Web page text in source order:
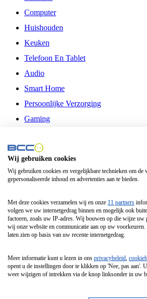
Computer
Huishouden
Keuken
Telefoon En Tablet
Audio
Smart Home
Persoonlijke Verzorging
Gaming
Philips
Schermgrootte 24 Inch
Schermgrootte 85 Inch
Schermgrootte 98 Inch
Tcl
Hd Led Tv
Wij gebruiken cookies
Wij gebruiken cookies en vergelijkbare technieken om de
gepersonaliseerde inhoud en advertenties aan te bieden.
Met deze cookies verzamelen wij en onze 11 partners
volgen we uw internetgedrag binnen en mogelijk ook
factoren, zoals uw IP-adres. Wij bouwen op die wijze uw
wij onze website en communicatie aan op uw
laten zien op basis van uw recente internetgedrag.
Meer informatie kunt u lezen in ons privacybeleid,
opent u de instellingen door te klikken op 'Nee, pas aan'.
weer wijzigen of intrekken via de knop linksonder in uw